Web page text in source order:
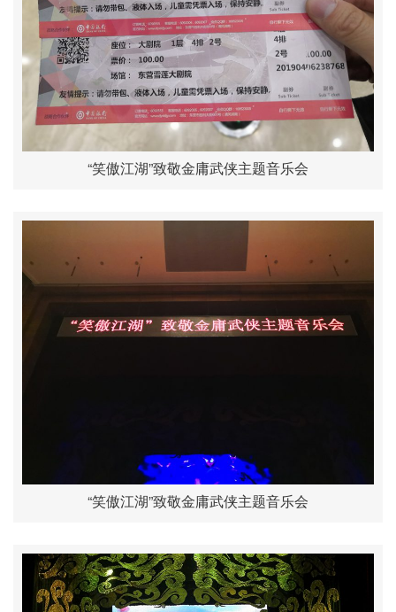
“笑傲江湖”致敬金庸武侠主题音乐会
“笑傲江湖”致敬金庸武侠主题音乐会